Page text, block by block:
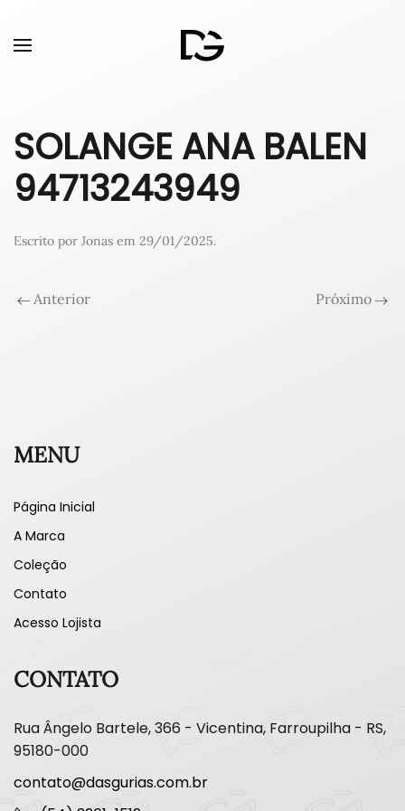
SOLANGE ANA BALEN
94713243949
Escrito por Jonas em 29/01/2025.
Anterior Próximo
MENU
Página Inicial
A Marca
Coleção
Contato
Acesso Lojista
CONTATO
Rua Ângelo Bartele, 366 - Vicentina, Farroupilha - RS,
95180-000
contato@dasgurias.com.br